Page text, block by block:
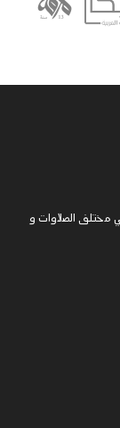
مختلف الصلاوات و